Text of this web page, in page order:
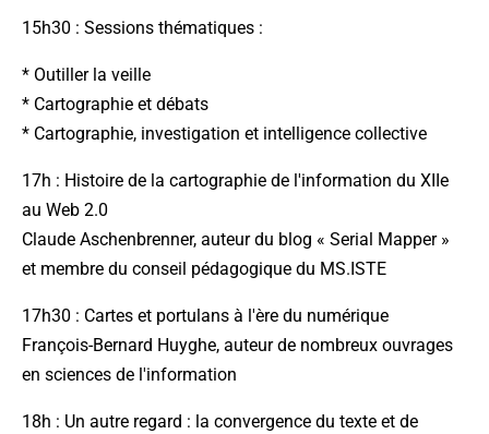
15h30 : Sessions thématiques :
* Outiller la veille
* Cartographie et débats
* Cartographie, investigation et intelligence collective
17h : Histoire de la cartographie de l'information du XIIe
au Web 2.0
Claude Aschenbrenner, auteur du blog « Serial Mapper »
et membre du conseil pédagogique du MS.ISTE
17h30 : Cartes et portulans à l'ère du numérique
François-Bernard Huyghe, auteur de nombreux ouvrages
en sciences de l'information
18h : Un autre regard : la convergence du texte et de